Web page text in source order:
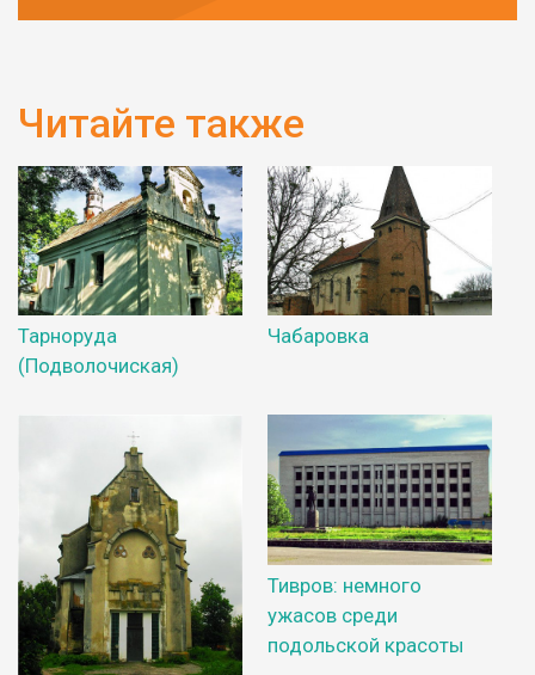
Читайте также
Тарноруда
(Подволочиская)
Чабаровка
Тивров: немного
ужасов среди
подольской красоты